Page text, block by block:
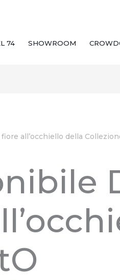
74 SHOWROOM
all’occhiello della